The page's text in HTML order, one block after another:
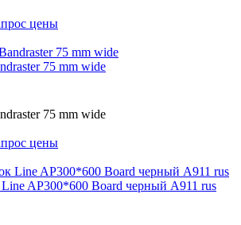
цены
75 mm wide
75 mm wide
цены
AP300*600 Board черный А911 rus